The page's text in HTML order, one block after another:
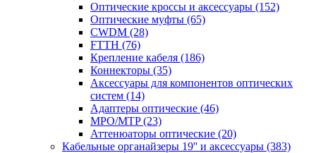
Оптические кроссы и аксессуары (152)
Оптические муфты (65)
CWDM (28)
FTTH (76)
Крепление кабеля (186)
Коннекторы (35)
Аксессуары для компонентов оптических
систем (14)
Адаптеры оптические (46)
MPO/MTP(23)
Аттенюаторы оптические (20)
Кабельные органайзеры 19'' и аксессуары (383)